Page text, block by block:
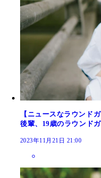
【ニュースなラウンド
後輩、19歳のラウンド
2023年11月21日 21:00